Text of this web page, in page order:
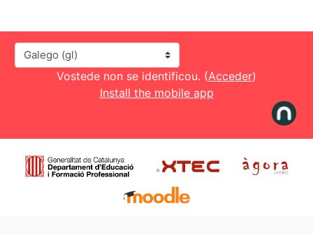
Idioma
Vostede non se identificou. (Acceder)
Install the mobile app